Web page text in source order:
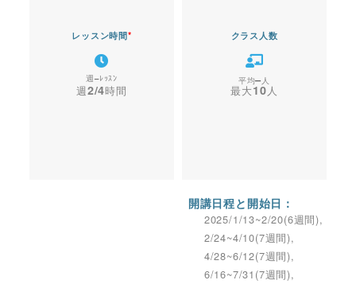
レッスン時間*
–
2/4
クラス人数
–
10
開講日程と開始日：
2025/1/13~2/20(6週間),
2/24~4/10(7週間),
4/28~6/12(7週間),
6/16~7/31(7週間),